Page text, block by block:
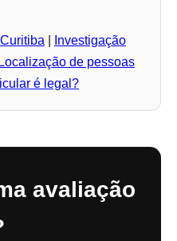
Investigação
Localização de pessoas
é legal?
avaliação